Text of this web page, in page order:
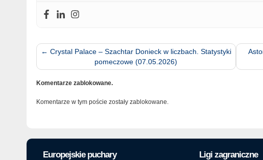
← Crystal Palace – Szachtar Donieck w liczbach. Statystyki
pomeczowe (07.05.2026)
Komentarze zablokowane.
Komentarze w tym poście zostały zablokowane.
Europejskie puchary Ligi zagraniczne